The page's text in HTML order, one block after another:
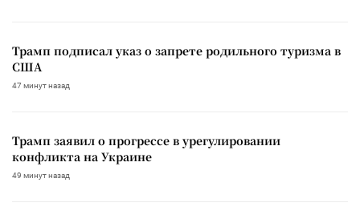
Трамп подписал указ о запрете родильного туризма в
США
47 минут назад
Трамп заявил о прогрессе в урегулировании
конфликта на Украине
49 минут назад